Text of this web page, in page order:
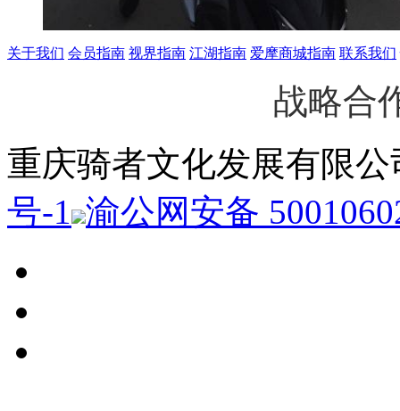
关于我们 会员指南 视界指南 江湖指南 爱摩商城指南 联系我们
战略合
重庆骑者文化发展有限
号-1 渝公网安备